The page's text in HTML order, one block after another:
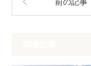
前の記事